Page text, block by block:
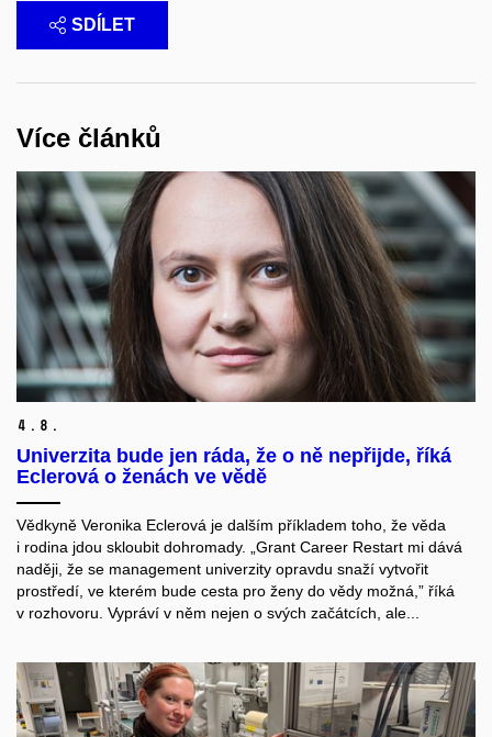
SDÍLET
Více článků
4. 8.
Univerzita bude jen ráda, že o ně nepřijde, říká
Eclerová o ženách ve vědě
Vědkyně Veronika Eclerová je dalším příkladem toho, že věda
i rodina jdou skloubit dohromady. „Grant Career Restart mi dává
naději, že se management univerzity opravdu snaží vytvořit
prostředí, ve kterém bude cesta pro ženy do vědy možná,” říká
v rozhovoru. Vypráví v něm nejen o svých začátcích, ale...